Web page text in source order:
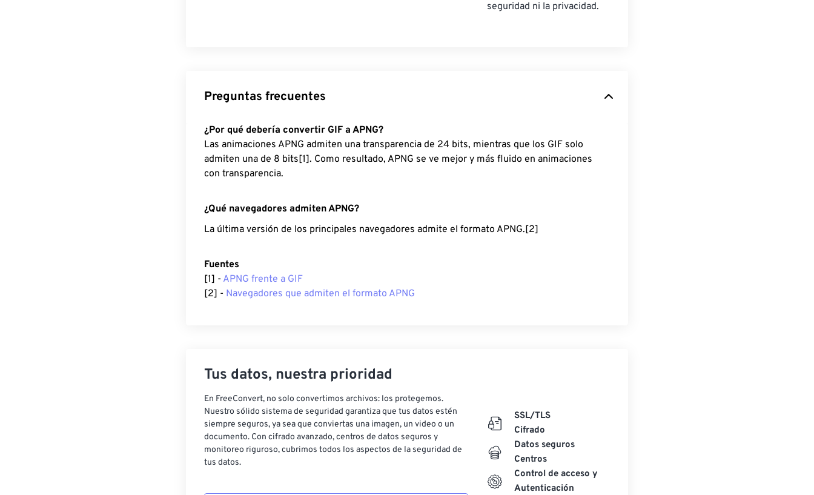
seguridad ni la privacidad.
Preguntas frecuentes
¿Por qué debería convertir GIF a APNG?
Las animaciones APNG admiten una transparencia de 24 bits, mientras que los GIF solo
admiten una de 8 bits[1]. Como resultado, APNG se ve mejor y más fluido en animaciones
con transparencia.
¿Qué navegadores admiten APNG?
La última versión de los principales navegadores admite el formato APNG.[2]
Fuentes
[1] - APNG frente a GIF
[2] - Navegadores que admiten el formato APNG
Tus datos, nuestra prioridad
En FreeConvert, no solo convertimos archivos: los protegemos.
Nuestro sólido sistema de seguridad garantiza que tus datos estén
siempre seguros, ya sea que conviertas una imagen, un video o un
documento. Con cifrado avanzado, centros de datos seguros y
monitoreo riguroso, cubrimos todos los aspectos de la seguridad de
tus datos.
SSL/TLS
Cifrado
Datos seguros
Centros
Control de acceso y
Autenticación